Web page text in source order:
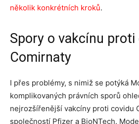
několik konkrétních kroků.
Spory o vakcínu proti
Comirnaty
I přes problémy, s nimiž se potýká
komplikovaných právních sporů
nejrozšířenější vakcíny proti covidu
společností Pfizer a BioNTech.